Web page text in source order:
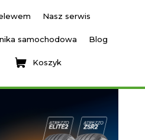
Nasz serwis
samochodowa Blog
Koszyk